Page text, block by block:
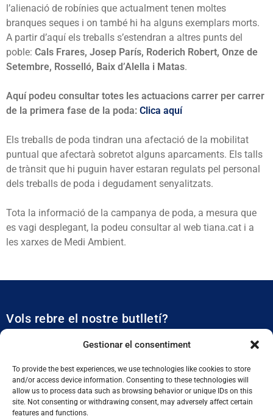
Gestionar el consentiment
To provide the best experiences, we use technologies like cookies to store
and/or access device information. Consenting to these technologies will
allow us to process data such as browsing behavior or unique IDs on this
site. Not consenting or withdrawing consent, may adversely affect certain
features and functions.
l’alienació de robínies que actualment tenen moltes
branques seques i on també hi ha alguns exemplars morts.
A partir d’aquí els treballs s’estendran a altres punts del
poble: Cals Frares, Josep París, Roderich Robert, Onze de
Setembre, Rosselló, Baix d’Alella i Matas.
Aquí podeu consultar totes les actuacions carrer per carrer
de la primera fase de la poda: Clica aquí
Els treballs de poda tindran una afectació de la mobilitat
puntual que afectarà sobretot alguns aparcaments. Els talls
de trànsit que hi puguin haver estaran regulats pel personal
dels treballs de poda i degudament senyalitzats.
Tota la informació de la campanya de poda, a mesura que
es vagi desplegant, la podeu consultar al web tiana.cat i a
les xarxes de Medi Ambient.
Vols rebre el nostre butlletí?